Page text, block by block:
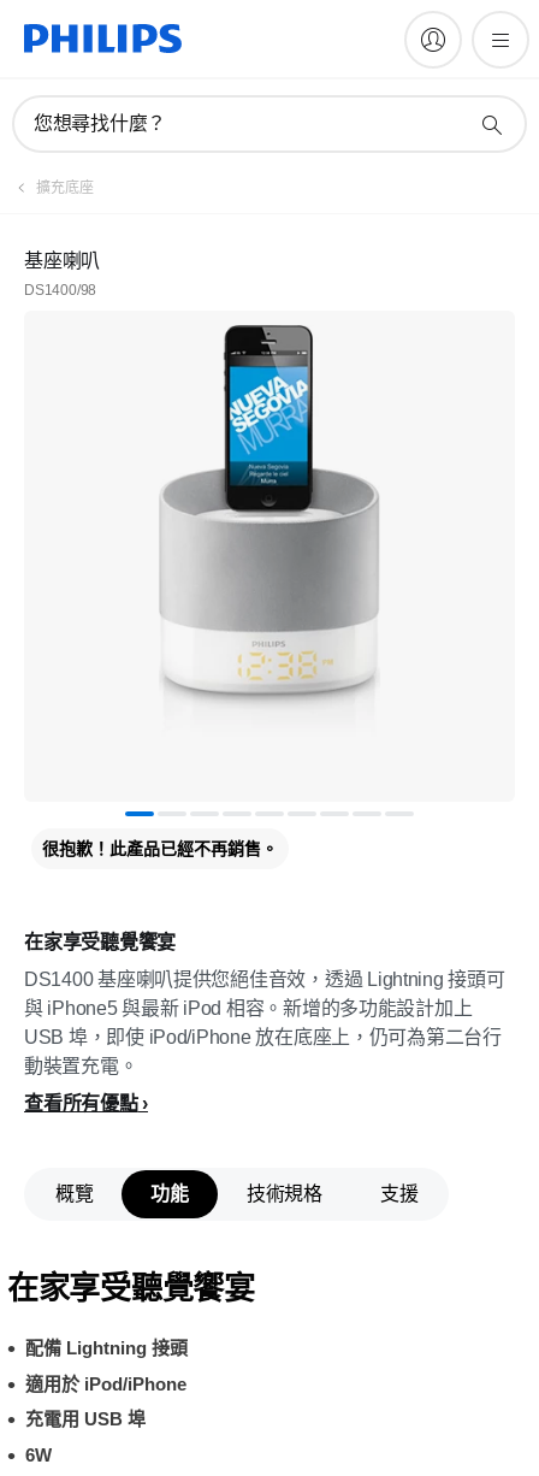
您想尋找什麼？
擴充底座
基座喇叭
DS1400/98
在家享受聽覺饗宴
DS1400 基座喇叭提供您絕佳音效，透過 Lightning 接頭可
與 iPhone5 與最新 iPod 相容。新增的多功能設計加上
USB 埠，即使 iPod/iPhone 放在底座上，仍可為第二台行
動裝置充電。
查看所有優點
很抱歉！此產品已經不再銷售。
概覽 功能 技術規格 支援
在家享受聽覺饗宴
配備 Lightning 接頭
適用於 iPod/iPhone
充電用 USB 埠
6W